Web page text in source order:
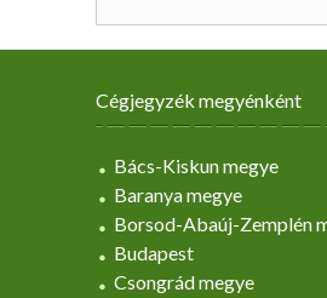
Cégjegyzék megyénként
Bács-Kiskun megye
Baranya megye
Borsod-Abaúj-Zemplén
Budapest
Csongrád megye